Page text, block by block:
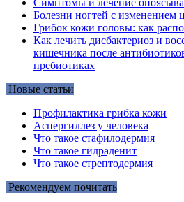
Болезни ногтей с изменением
Грибок кожи головы: как
Как лечить дисбактериоз и
кишечника после
пребиотиках
Новые статьи
Профилактика грибка кожи
Аспергиллез у человека
Что такое стафилодермия
Что такое гидраденит
Что такое стрептодермия
Рекомендуем почитать